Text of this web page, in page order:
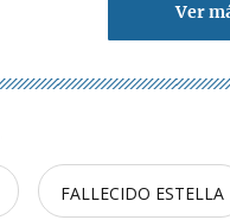
Ver
FALLECIDO ESTELLA